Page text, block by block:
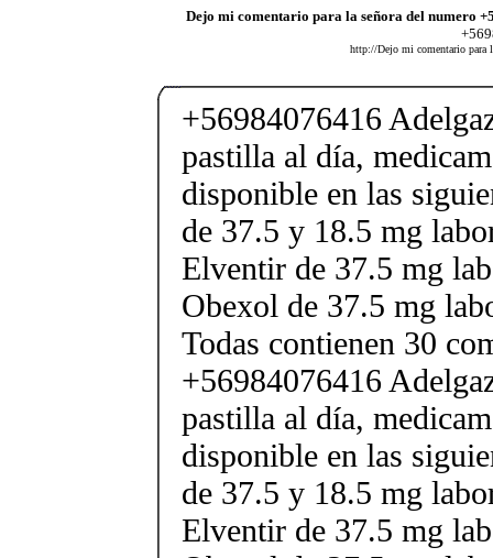
Dejo mi comentario para la señora del numero
http://Dejo mi comentario para
+56984076416
pastilla al día,
disponible en las
de 37.5 y 18.5 mg
Elventir de 37.5 mg
Obexol de 37.5 mg
Todas contienen 30
+56984076416
pastilla al día,
disponible en las
de 37.5 y 18.5 mg
Elventir de 37.5 mg